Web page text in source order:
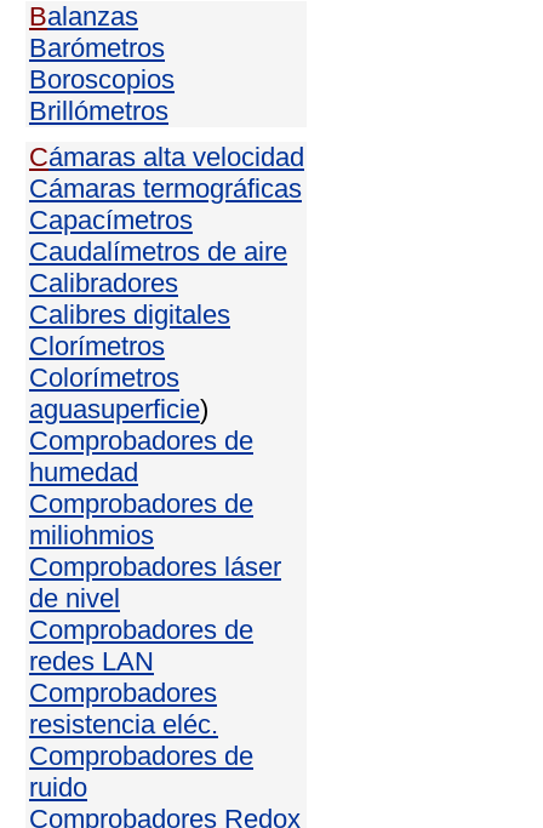
Balanzas
Barómetros
Boroscopios
Brillómetros
Cámaras alta velocidad
Cámaras termográficas
Capacímetros
Caudalímetros de aire
Calibradores
Calibres digitales
Clorímetros
Colorímetros
aguasuperficie)
Comprobadores de
humedad
Comprobadores de
miliohmios
Comprobadores láser
de nivel
Comprobadores de
redes LAN
Comprobadores
resistencia eléc.
Comprobadores de
ruido
Comprobadores Redox